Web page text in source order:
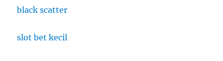
black scatter
slot bet kecil